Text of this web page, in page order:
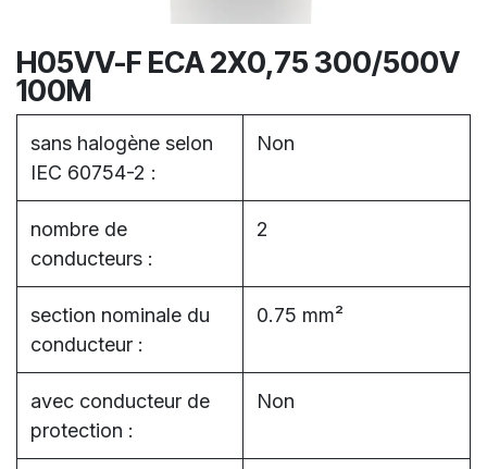
H05VV-F ECA 2X0,75 300/500V
100M
sans halogène selon
IEC 60754-2 :
Non
nombre de
conducteurs :
2
section nominale du
conducteur :
0.75 mm²
avec conducteur de
protection :
Non